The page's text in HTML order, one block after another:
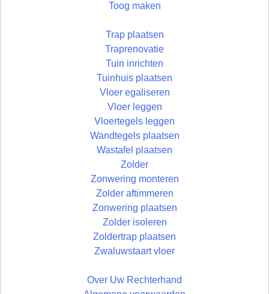
Toog maken
Trap plaatsen
Traprenovatie
Tuin inrichten
Tuinhuis plaatsen
Vloer egaliseren
Vloer leggen
Vloertegels leggen
Wandtegels plaatsen
Wastafel plaatsen
Zolder
Zonwering monteren
Zolder aftimmeren
Zonwering plaatsen
Zolder isoleren
Zoldertrap plaatsen
Zwaluwstaart vloer
Over Uw Rechterhand